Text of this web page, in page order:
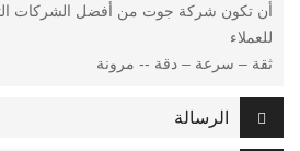
أن تكون شركة جوت من أفضل الشركات
للعملاء
ثقة – سرعة – دقة -- مرونة
الرسالة